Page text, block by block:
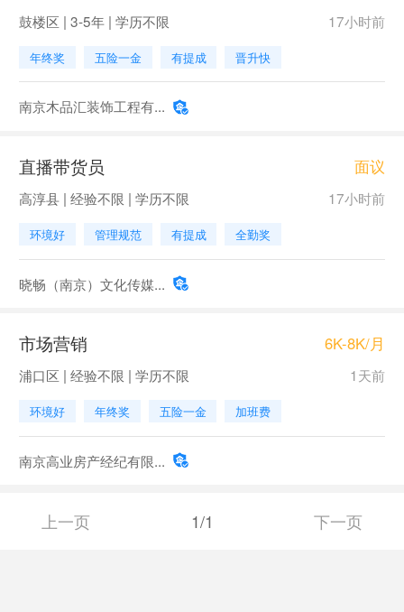
鼓楼区 | 3-5年 | 学历不限 17小时前
年终奖 五险一金 有提成 晋升快
南京木品汇装饰工程有...
直播带货员 面议
高淳县 | 经验不限 | 学历不限 17小时前
环境好 管理规范 有提成 全勤奖
晓畅（南京）文化传媒...
市场营销 6K-8K/月
浦口区 | 经验不限 | 学历不限 1天前
环境好 年终奖 五险一金 加班费
南京高业房产经纪有限...
上一页 1/1 下一页